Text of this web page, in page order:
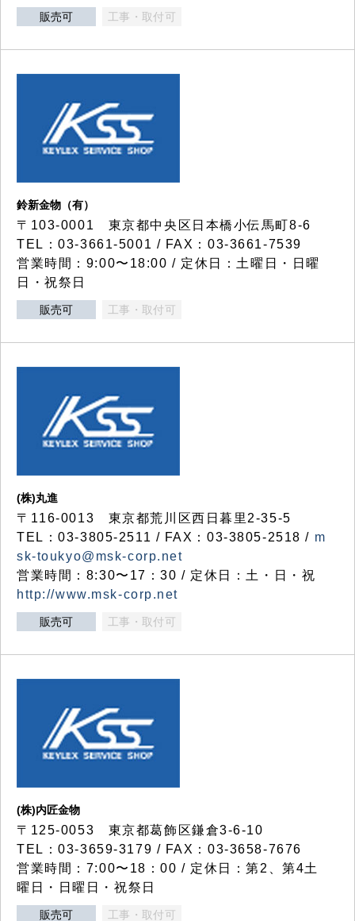
販売可 工事・取付可
鈴新金物（有）
〒103-0001 東京都中央区日本橋小伝馬町8-6
TEL：03-3661-5001 / FAX：03-3661-7539
営業時間：9:00〜18:00 / 定休日：土曜日・日曜
日・祝祭日
販売可 工事・取付可
(株)丸進
〒116-0013 東京都荒川区西日暮里2-35-5
TEL：03-3805-2511 / FAX：03-3805-2518 / m
sk-toukyo@msk-corp.net
営業時間：8:30〜17：30 / 定休日：土・日・祝
http://www.msk-corp.net
販売可 工事・取付可
(株)内匠金物
〒125-0053 東京都葛飾区鎌倉3-6-10
TEL：03-3659-3179 / FAX：03-3658-7676
営業時間：7:00〜18：00 / 定休日：第2、第4土
曜日・日曜日・祝祭日
販売可 工事・取付可